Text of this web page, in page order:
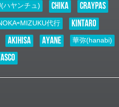
す 旧年中は大変お世話になり 誠に有
「縁」を大切に ダンスを通じて沢山
ますので 本年も変わらず ご指導ご鞭
ハヤンチュ) CHIKA
CRAYPAS
代行
KINTARO
AKIHISA AYANE 華弥(hanabi)